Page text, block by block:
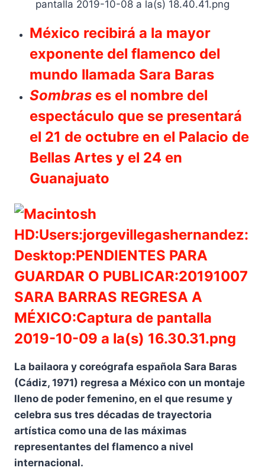
México recibirá a la mayor
exponente del flamenco del
mundo llamada Sara Baras
Sombrases el nombre del
espectáculo que se presentará
el 21 de octubre en el Palacio de
Bellas Artes y el 24 en
Guanajuato
La bailaora y coreógrafa española Sara Baras
(Cádiz, 1971) regresa a México con un montaje
lleno de poder femenino, en el que resume y
celebra sus tres décadas de trayectoria
artística como una de las máximas
representantes del flamenco a nivel
internacional.